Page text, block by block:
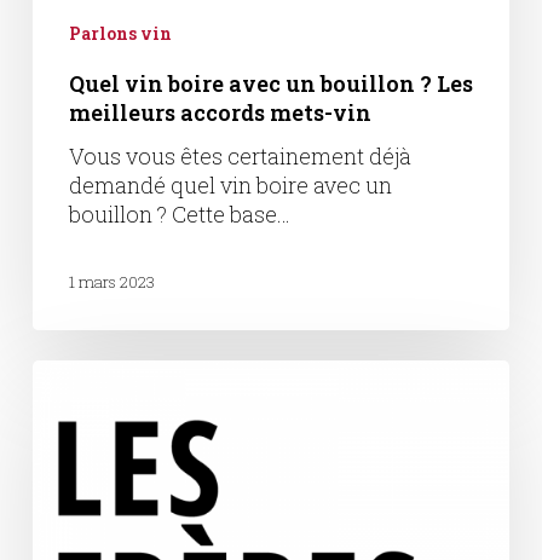
Parlons vin
Quel vin boire avec un bouillon ? Les
meilleurs accords mets-vin
Vous vous êtes certainement déjà
demandé quel vin boire avec un
bouillon ? Cette base…
1 mars 2023
Soulier